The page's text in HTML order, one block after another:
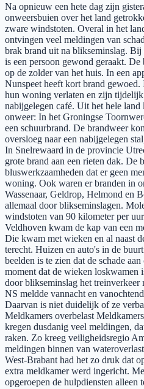
Na opnieuw een hete dag zijn
onweersbuien over het land
zware windstoten. Overal in het
ontvingen veel meldingen van
brak brand uit na blikseminslag.
is een persoon gewond geraakt.
op de zolder van het huis. In een
Nunspeet heeft kort brand
hun woning verlaten en zijn tijdelijk
nabijgelegen café. Uit het hele
onweer: In het Groningse
een schuurbrand. De brandweer
oversloeg naar een nabijgelegen
In Snelrewaard in de provincie
grote brand aan een rieten dak. De
bluswerkzaamheden dat er geen
woning. Ook waren er branden in
Wassenaar, Geldrop, Helmond en
allemaal door blikseminslagen.
windstoten van 90 kilometer per
Veldhoven kwam de kap van een
Die kwam met wieken en al naast
terecht. Huizen en auto's in de
beelden is te zien dat de schade
moment dat de wieken loskwamen
door blikseminslag het
NS meldde vannacht en
Daarvan is niet duidelijk of ze
Meldkamers overbelast
kregen dusdanig veel meldingen,
raken. Zo kreeg veiligheidsregio
meldingen binnen van
West-Brabant had het zo druk dat
extra meldkamer werd ingericht.
opgeroepen de hulpdiensten alleen